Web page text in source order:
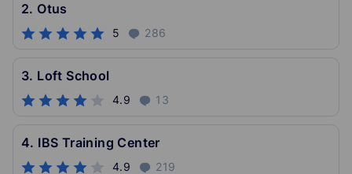
2. Otus
5 286
3. Loft School
4.9 13
4. IBS Training Center
4.9 219